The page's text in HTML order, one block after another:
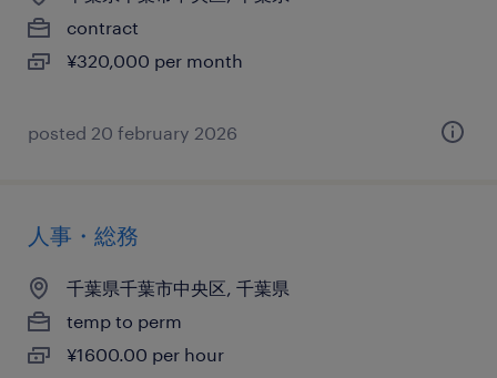
contract
¥320,000 per month
posted 20 february 2026
人事・総務
千葉県千葉市中央区, 千葉県
temp to perm
¥1600.00 per hour